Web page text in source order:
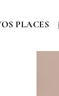
PLACES